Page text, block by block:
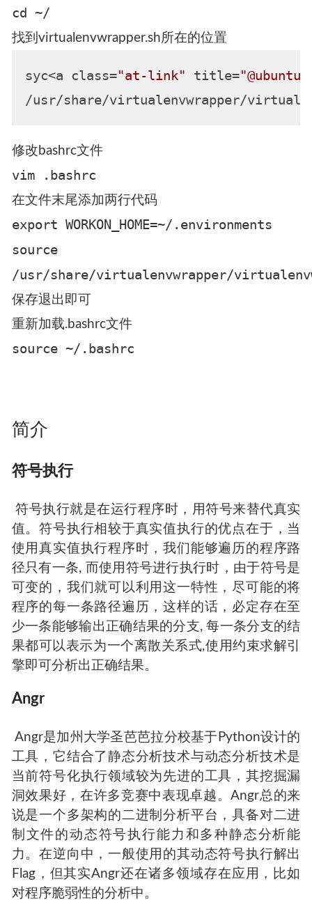
cd ~/
找到virtualenvwrapper.sh所在的位置
syc<a class="at-link" title="@ubuntu"
修改bashrc文件
vim .bashrc
在文件末尾添加两行代码
export WORKON_HOME=~/.environments
source
/usr/share/virtualenvwrapper/
保存退出即可
重新加载.bashrc文件
source ~/.bashrc
简介
符号执行
​ 符号执行就是在运行程序时，用符号来替代真实
值。符号执行相较于真实值执行的优点在于，当
使用真实值执行程序时，我们能够遍历的程序路
径只有一条, 而使用符号进行执行时，由于符号是
可变的，我们就可以利用这一特性，尽可能的将
程序的每一条路径遍历，这样的话，必定存在至
少一条能够输出正确结果的分支, 每一条分支的结
果都可以表示为一个离散关系式,使用约束求解引
擎即可分析出正确结果。
Angr
​ Angr是加州大学圣芭芭拉分校基于Python设计的
工具，它结合了静态分析技术与动态分析技术是
当前符号化执行领域较为先进的工具，其挖掘漏
洞效果好，在许多竞赛中表现卓越。Angr总的来
说是一个多架构的二进制分析平台，具备对二进
制文件的动态符号执行能力和多种静态分析能
力。在逆向中，一般使用的其动态符号执行解出
Flag，但其实Angr还在诸多领域存在应用，比如
对程序脆弱性的分析中。